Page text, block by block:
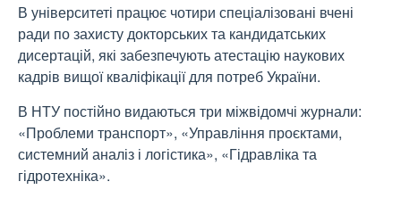
В університеті працює чотири спеціалізовані вчені
ради по захисту докторських та кандидатських
дисертацій, які забезпечують атестацію наукових
кадрів вищої кваліфікації для потреб України.
В НТУ постійно видаються три міжвідомчі журнали:
«Проблеми транспорт», «Управління проєктами,
системний аналіз і логістика», «Гідравліка та
гідротехніка».